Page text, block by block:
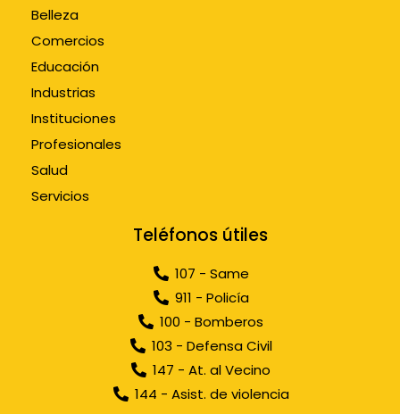
Belleza
Comercios
Educación
Industrias
Instituciones
Profesionales
Salud
Servicios
Teléfonos útiles
107 - Same
911 - Policía
100 - Bomberos
103 - Defensa Civil
147 - At. al Vecino
144 - Asist. de violencia